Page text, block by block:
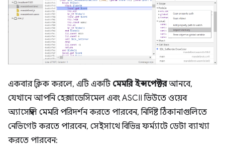
একবার ক্লিক করলে, এটি একটি মেমরি ইন্সপেক্টরআনবে,
যেখানে আপনি হেক্সাডেসিমেল এবং ASCII ভিউতে ওয়েব
অ্যাসেম্বলি মেমরি পরিদর্শন করতে পারবেন, নির্দিষ্ট ঠিকানাগুলিতে
নেভিগেট করতে পারবেন, সেইসাথে বিভিন্ন ফর্ম্যাটে ডেটা ব্যাখ্যা
করতে পারবেন: